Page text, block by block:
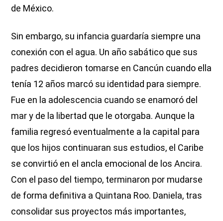
de México.
Sin embargo, su infancia guardaría siempre una
conexión con el agua. Un año sabático que sus
padres decidieron tomarse en Cancún cuando ella
tenía 12 años marcó su identidad para siempre.
Fue en la adolescencia cuando se enamoró del
mar y de la libertad que le otorgaba. Aunque la
familia regresó eventualmente a la capital para
que los hijos continuaran sus estudios, el Caribe
se convirtió en el ancla emocional de los Ancira.
Con el paso del tiempo, terminaron por mudarse
de forma definitiva a Quintana Roo. Daniela, tras
consolidar sus proyectos más importantes,